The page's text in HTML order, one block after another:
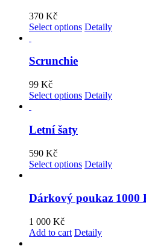
370 Kč
Select options Detaily
Scrunchie
99 Kč
Select options Detaily
Letní šaty
590 Kč
Select options Detaily
Dárkový poukaz 1000
1 000 Kč
Add to cart Detaily